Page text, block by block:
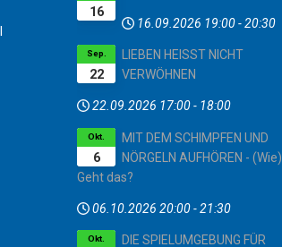
16
16.09.2026 19:00-20:30
22
Sep.
LIEBEN HEISST NICHT
VERWÖHNEN
22.09.2026 17:00- 18:00
6
Okt.
MIT DEM SCHIMPFEN UND
NÖRGELN AUFHÖREN - (Wie)
Geht das?
06.10.2026 20:00-21:30
Okt. DIE SPIELUMGEBUNG FÜR